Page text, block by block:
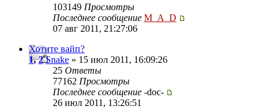
103149 Просмотры
Последнее сообщение M_A_D
07 авг 2011, 21:27:06
Хотите вайп?
1,2 Snake » 15 июл 2011, 16:09:26
25 Ответы
77162 Просмотры
Последнее сообщение -doc-
26 июл 2011, 13:26:51